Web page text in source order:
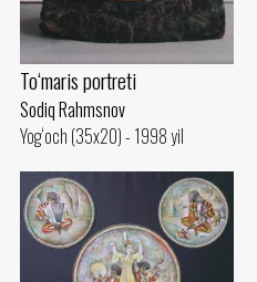
To‘maris portreti
Sodiq Rahmsnov
Yog‘och (35x20) - 1998 yil